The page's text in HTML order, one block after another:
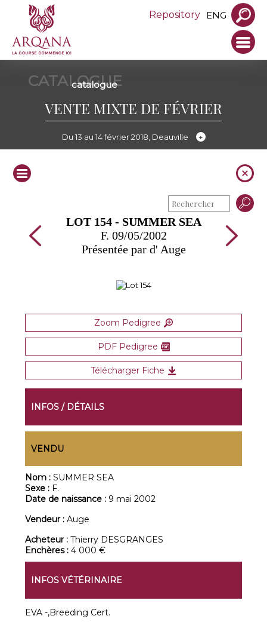
Repository ENG
CATALOGUE
catalogue
VENTE MIXTE DE FÉVRIER
Du 13 au 14 février 2018, Deauville
LOT 154 - SUMMER SEA
F. 09/05/2002
Présentée par d' Auge
Zoom Pedigree
PDF Pedigree
Télécharger Fiche
INFOS / DÉTAILS
VENDU
Nom :SUMMER SEA
Sexe : F.
Date de naissance : 9 mai 2002
Vendeur :Auge
Acheteur :Thierry DESGRANGES
Enchères :4 000 €
INFOS VÉTÉRINAIRE
EVA -,Breeding Cert.